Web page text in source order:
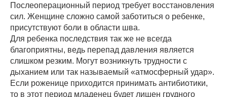
Послеоперационный период требует восстановления
сил. Женщине сложно самой заботиться о ребенке,
присутствуют боли в области шва.
Для ребенка последствия так же не всегда
благоприятны, ведь перепад давления является
слишком резким. Могут возникнуть трудности с
дыханием или так называемый «атмосферный удар».
Если роженице приходится принимать антибиотики,
то в этот период младенец будет лишен грудного